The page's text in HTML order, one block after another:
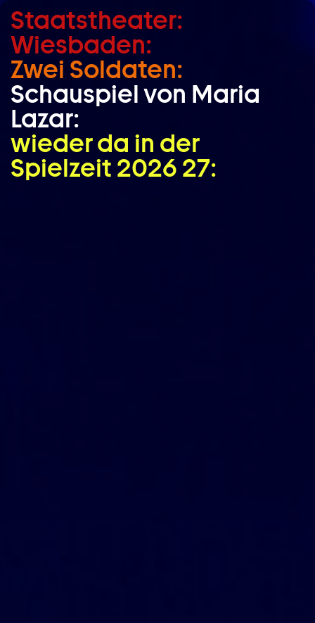
Zum Hauptinhalt springen
Zum Footer springen
Staatstheater:
Wiesbaden:
Zwei Soldaten:
Schauspiel von Maria
Lazar:
wieder da in der
Spielzeit 2026 27: